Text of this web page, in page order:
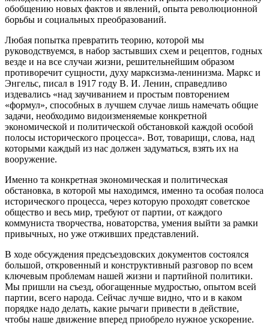
обобщению новых фактов и явлений, опыта революционной
борьбы и социальных преобразований.
Любая попытка превратить теорию, которой мы
руководствуемся, в набор застывших схем и рецептов, годных
везде и на все случаи жизни, решительнейшим образом
противоречит сущности, духу марксизма-ленинизма. Маркс и
Энгельс, писал в 1917 году В. И. Ленин, справедливо
издевались «над заучиванием и простым повторением
«формул», способных в лучшем случае лишь намечать общие
задачи, необходимо видоизменяемые конкретной
экономической и политической обстановкой каждой особой
полосы исторического процесса». Вот, товарищи, слова, над
которыми каждый из нас должен задуматься, взять их на
вооружение.
Именно та конкретная экономическая и политическая
обстановка, в которой мы находимся, именно та особая полоса
исторического процесса, через которую проходят советское
общество и весь мир, требуют от партии, от каждого
коммуниста творчества, новаторства, умения выйти за рамки
привычных, но уже отживших представлений.
В ходе обсуждения предсъездовских документов состоялся
большой, откровенный и конструктивный разговор по всем
ключевым проблемам нашей жизни и партийной политики.
Мы пришли на съезд, обогащенные мудростью, опытом всей
партии, всего народа. Сейчас лучше видно, что и в каком
порядке надо делать, какие рычаги привести в действие,
чтобы наше движение вперед приобрело нужное ускорение.